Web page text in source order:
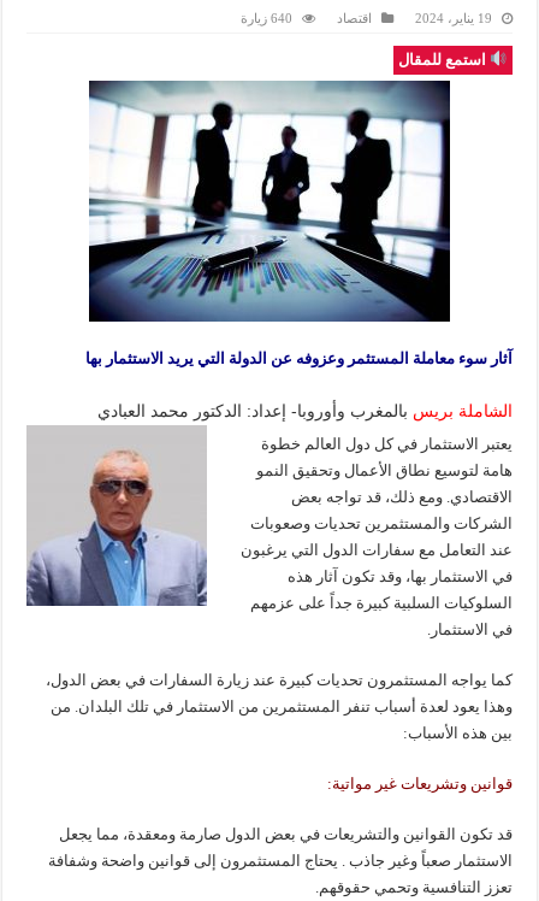
19 يناير، 2024 اقتصاد 640 زيارة
استمع للمقال
آثار سوء معاملة المستثمر وعزوفه عن الدولة التي يريد الاستثمار بها
الشاملة بريس بالمغرب وأوروبا- إعداد: الدكتور محمد العبادي
يعتبر الاستثمار في كل دول العالم خطوة
هامة لتوسيع نطاق الأعمال وتحقيق النمو
الاقتصادي. ومع ذلك، قد تواجه بعض
الشركات والمستثمرين تحديات وصعوبات
عند التعامل مع سفارات الدول التي يرغبون
في الاستثمار بها، وقد تكون آثار هذه
السلوكيات السلبية كبيرة جداً على عزمهم
في الاستثمار.
كما يواجه المستثمرون تحديات كبيرة عند زيارة السفارات في بعض الدول،
وهذا يعود لعدة أسباب تنفر المستثمرين من الاستثمار في تلك البلدان. من
بين هذه الأسباب:
قوانين وتشريعات غير مواتية:
قد تكون القوانين والتشريعات في بعض الدول صارمة ومعقدة، مما يجعل
الاستثمار صعباً وغير جاذب . يحتاج المستثمرون إلى قوانين واضحة وشفافة
تعزز التنافسية وتحمي حقوقهم.